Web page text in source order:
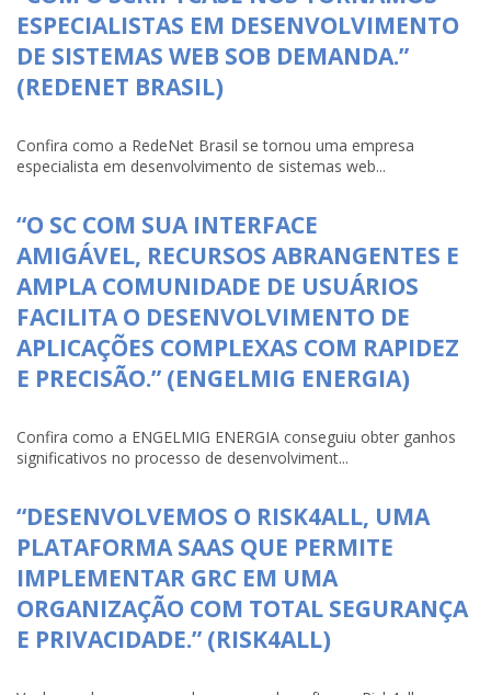
ESPECIALISTAS EM DESENVOLVIMENTO
DE SISTEMAS WEB SOB DEMANDA.”
(REDENET BRASIL)
Confira como a RedeNet Brasil se tornou uma empresa
especialista em desenvolvimento de sistemas web...
“O SC COM SUA INTERFACE
AMIGÁVEL, RECURSOS ABRANGENTES E
AMPLA COMUNIDADE DE USUÁRIOS
FACILITA O DESENVOLVIMENTO DE
APLICAÇÕES COMPLEXAS COM RAPIDEZ
E PRECISÃO.” (ENGELMIG ENERGIA)
Confira como a ENGELMIG ENERGIA conseguiu obter ganhos
significativos no processo de desenvolviment...
“DESENVOLVEMOS O RISK4ALL, UMA
PLATAFORMA SAAS QUE PERMITE
IMPLEMENTAR GRC EM UMA
ORGANIZAÇÃO COM TOTAL SEGURANÇA
E PRIVACIDADE.” (RISK4ALL)